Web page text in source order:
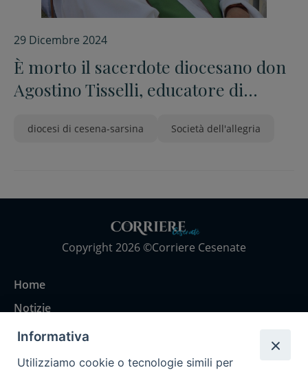
29 Dicembre 2024
È morto il sacerdote diocesano don
Agostino Tisselli, educatore di
diocesi di cesena-sarsina Società dell'allegria
Copyright 2026 ©Corriere Cesenate
Home
Notizie
Rubriche
Chi siamo
Informativa
Utilizziamo cookie o tecnologie simili per